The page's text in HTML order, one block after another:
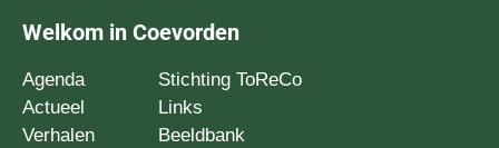
Welkom in Coevorden
Agenda
Actueel
Verhalen
Stichting ToReCo
Links
Beeldbank